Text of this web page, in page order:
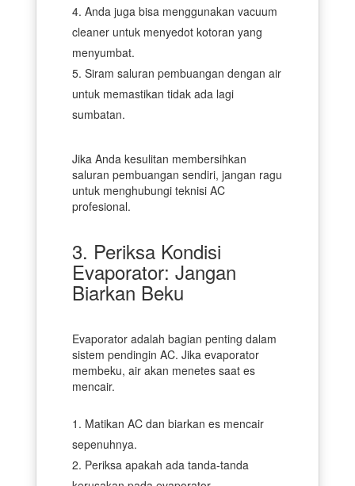
Anda juga bisa menggunakan vacuum
cleaner untuk menyedot kotoran yang
menyumbat.
Siram saluran pembuangan dengan air
untuk memastikan tidak ada lagi
sumbatan.
Jika Anda kesulitan membersihkan
saluran pembuangan sendiri, jangan ragu
untuk menghubungi teknisi AC
profesional.
3. Periksa Kondisi
Evaporator: Jangan
Biarkan Beku
Evaporator adalah bagian penting dalam
sistem pendingin AC. Jika evaporator
membeku, air akan menetes saat es
mencair.
Matikan AC dan biarkan es mencair
sepenuhnya.
Periksa apakah ada tanda-tanda